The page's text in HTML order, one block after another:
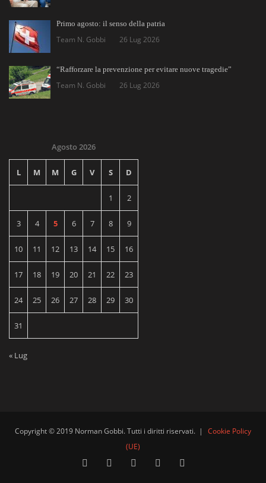
Primo agosto: il senso della patria
Team N. Gobbi 26 Lug 2026
“Rafforzare la prevenzione per evitare nuove tragedie”
Team N. Gobbi 26 Lug 2026
Agosto 2026
L M M G V S D
1 2
3 4 5 6 7 8 9
10 11 12 13 14 15 16
17 18 19 20 21 22 23
24 25 26 27 28 29 30
31
« Lug
Copyright © 2019 Norman Gobbi. Tutti i diritti riservati. |
Cookie Policy
(UE)